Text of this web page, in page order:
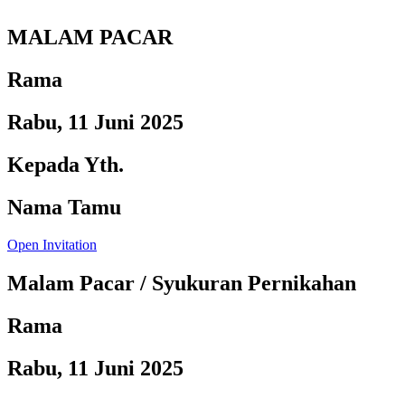
MALAM PACAR
Rama
Rabu, 11 Juni 2025
Kepada Yth.
Nama Tamu
Open Invitation
Malam Pacar / Syukuran Pernikahan
Rama
Rabu, 11 Juni 2025